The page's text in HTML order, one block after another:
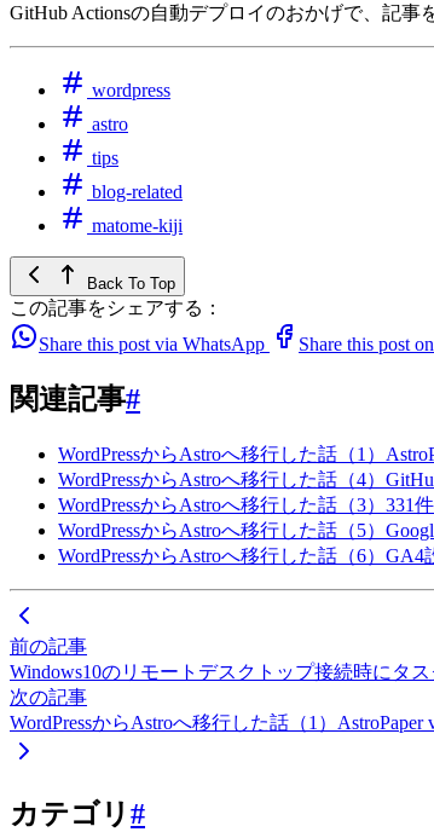
GitHub Actionsの自動デプロイのおかげで、記事
wordpress
astro
tips
blog-related
matome-kiji
Back To Top
この記事をシェアする：
Share this post via WhatsApp
Share this post
関連記事#
WordPressからAstroへ移行した話（1）
WordPressからAstroへ移行した話（4）
WordPressからAstroへ移行した話（3）331
WordPressからAstroへ移行した話（5）
WordPressからAstroへ移行した話（6）GA4
前の記事
Windows10のリモートデスクトップ接続時にタ
次の記事
WordPressからAstroへ移行した話（1）
カテゴリ #